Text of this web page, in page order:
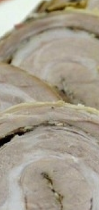
Воду
Клетку
Теста